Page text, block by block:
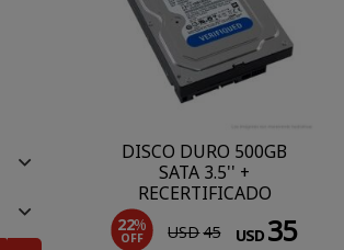
DISCO DURO 500GB
SATA 3.5'' +
RECERTIFICADO
22%
OFF USD45 USD 35